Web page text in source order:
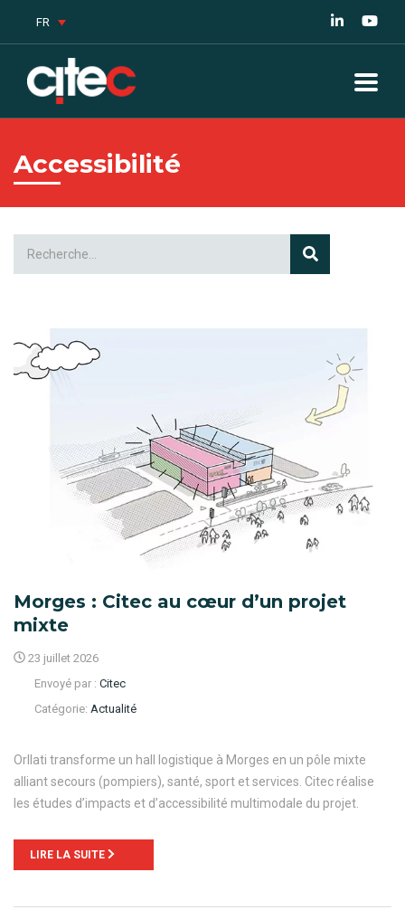
FR
Accessibilité
Morges : Citec au cœur d’un projet
mixte
23 juillet 2026
Envoyé par : Citec
Catégorie: Actualité
Orllati transforme un hall logistique à Morges en un pôle mixte
alliant secours (pompiers), santé, sport et services. Citec réalise
les études d’impacts et d’accessibilité multimodale du projet.
LIRE LA SUITE